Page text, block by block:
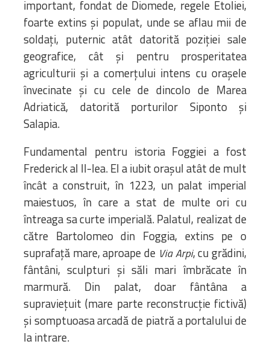
important, fondat de Diomede, regele Etoliei,
foarte extins și populat, unde se aflau mii de
soldați, puternic atât datorită poziției sale
geografice, cât și pentru prosperitatea
agriculturii și a comerțului intens cu orașele
învecinate și cu cele de dincolo de Marea
Adriatică, datorită porturilor Siponto și
Salapia.
Fundamental pentru istoria Foggiei a fost
Frederick al II-lea. El a iubit orașul atât de mult
încât a construit, în 1223, un palat imperial
maiestuos, în care a stat de multe ori cu
întreaga sa curte imperială. Palatul, realizat de
către Bartolomeo din Foggia, extins pe o
suprafață mare, aproape de Via Arpi, cu grădini,
fântâni, sculpturi și săli mari îmbrăcate în
marmură. Din palat, doar fântâna a
supraviețuit (mare parte reconstrucție fictivă)
și somptuoasa arcadă de piatră a portalului de
la intrare.